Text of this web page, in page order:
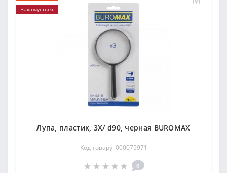
Закінчується
Лупа, пластик, 3X/ d90, черная BUROMAX
Код товару: 000075971
0